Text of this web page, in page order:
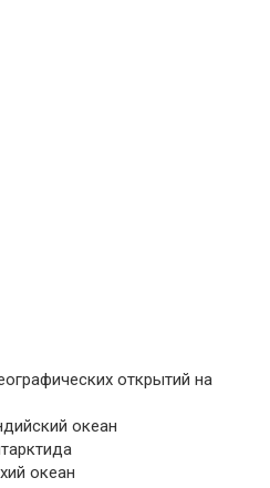
открытий на
океан
океан